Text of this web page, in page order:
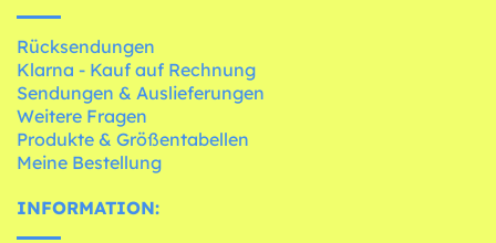
Rücksendungen
Klarna - Kauf auf Rechnung
Sendungen & Auslieferungen
Weitere Fragen
Produkte & Größentabellen
Meine Bestellung
INFORMATION: